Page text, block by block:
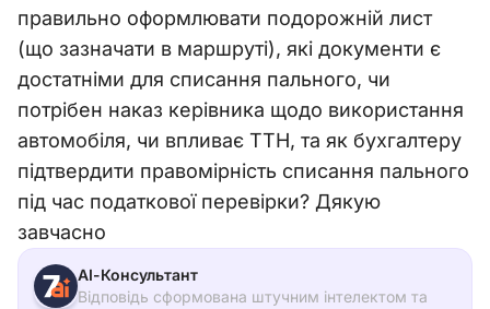
правильно оформлювати подорожній лист
(що зазначати в маршруті), які документи є
достатніми для списання пального, чи
потрібен наказ керівника щодо використання
автомобіля, чи впливає ТТН, та як бухгалтеру
підтвердити правомірність списання пального
під час податкової перевірки? Дякую
завчасно
АІ-Консультант
Відповідь сформована штучним інтелектом та